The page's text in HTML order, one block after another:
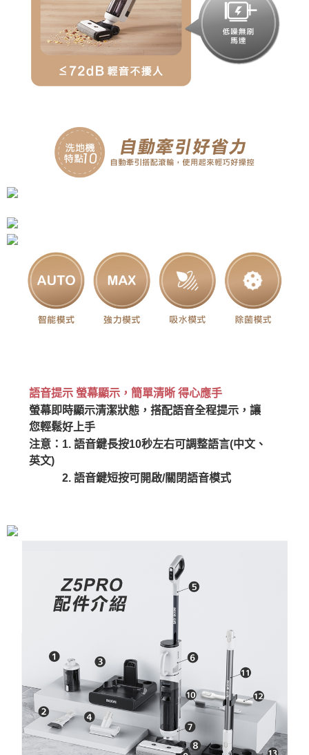
語音提示 螢幕顯示，簡單清晰 得心應手
螢幕即時顯示清潔狀態，搭配語音全程提示，讓
您輕鬆好上手
注意：1. 語音鍵長按10秒左右可調整語言(中文、
英文)
2. 語音鍵短按可開啟/關閉語音模式